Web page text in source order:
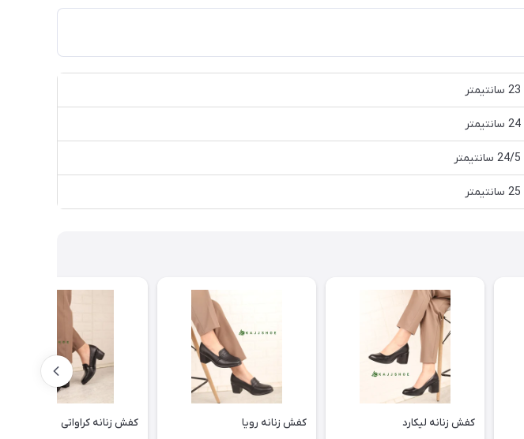
23 سانتیمتر
24 سانتیمتر
24/5 سانتیمتر
25 سانتیمتر
کفش زنانه لیکارد کفش زنانه رویا کفش زنانه کراواتی